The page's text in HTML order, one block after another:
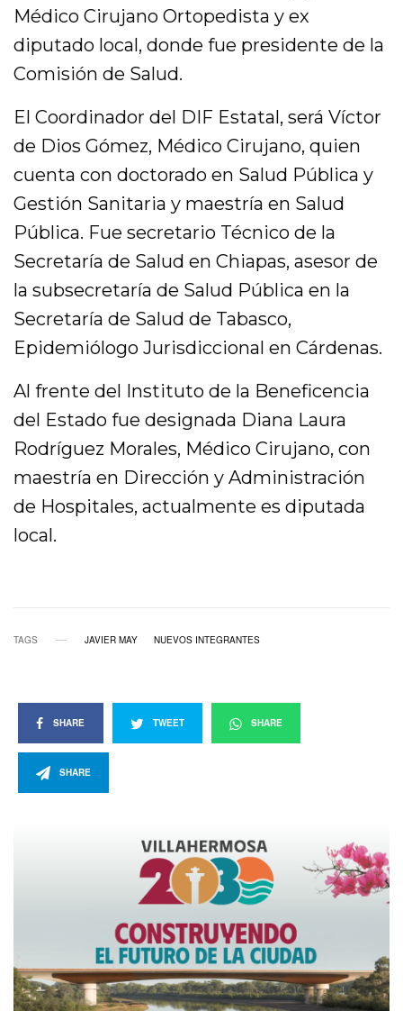
Médico Cirujano Ortopedista y ex
diputado local, donde fue presidente de la
Comisión de Salud.
El Coordinador del DIF Estatal, será Víctor
de Dios Gómez, Médico Cirujano, quien
cuenta con doctorado en Salud Pública y
Gestión Sanitaria y maestría en Salud
Pública. Fue secretario Técnico de la
Secretaría de Salud en Chiapas, asesor de
la subsecretaría de Salud Pública en la
Secretaría de Salud de Tabasco,
Epidemiólogo Jurisdiccional en Cárdenas.
Al frente del Instituto de la Beneficencia
del Estado fue designada Diana Laura
Rodríguez Morales, Médico Cirujano, con
maestría en Dirección y Administración
de Hospitales, actualmente es diputada
local.
TAGS JAVIER MAY NUEVOS INTEGRANTES
SHARE TWEET SHARE
SHARE